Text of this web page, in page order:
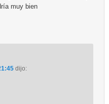
muy bien
dijo: